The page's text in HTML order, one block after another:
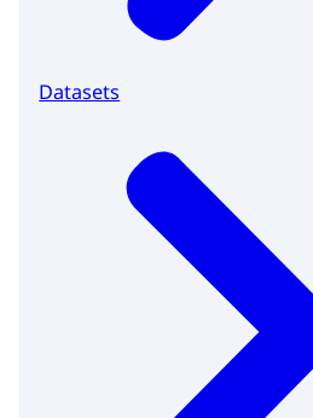
Datasets